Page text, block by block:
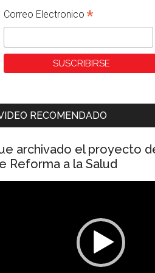
Correo Electronico *
RECOMENDADO
archivado el proyecto
Reforma a la Salud